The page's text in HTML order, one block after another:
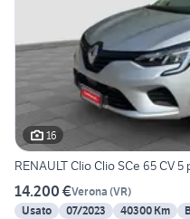
16
RENAULT Clio Clio SCe 65 CV
14.200 €Verona (VR)
Usato
07/2023 40300 Km